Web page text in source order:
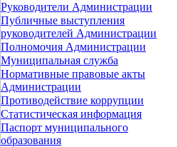
Руководители Администрации
Публичные выступления
руководителей Администрации
Полномочия Администрации
Муниципальная служба
Нормативные правовые акты
Администрации
Противодействие коррупции
Статистическая информация
Паспорт муниципального
образования